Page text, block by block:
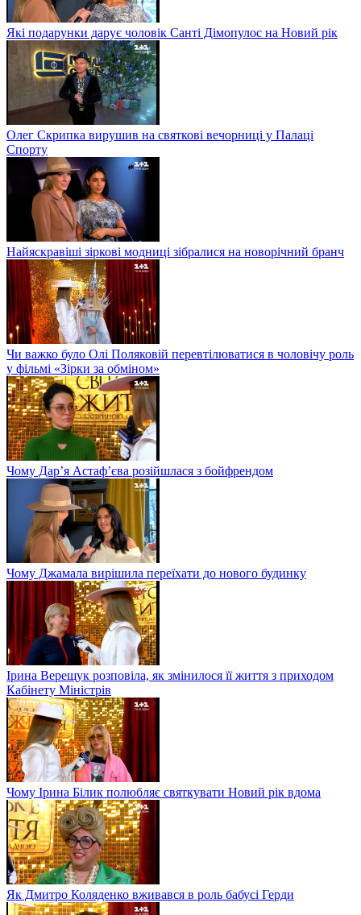
Які подарунки дарує чоловік Санті Дімопулос на Новий рік
Олег Скрипка вирушив на святкові вечорниці у Палаці
Спорту
Найяскравіші зіркові модниці зібралися на новорічний бранч
Чи важко було Олі Поляковій перевтілюватися в чоловічу роль
у фільмі «Зірки за обміном»
Чому Дар’я Астаф’єва розійшлася з бойфрендом
Чому Джамала вирішила переїхати до нового будинку
Ірина Верещук розповіла, як змінилося її життя з приходом
Кабінету Міністрів
Чому Ірина Білик полюбляє святкувати Новий рік вдома
Як Дмитро Коляденко вживався в роль бабусі Герди